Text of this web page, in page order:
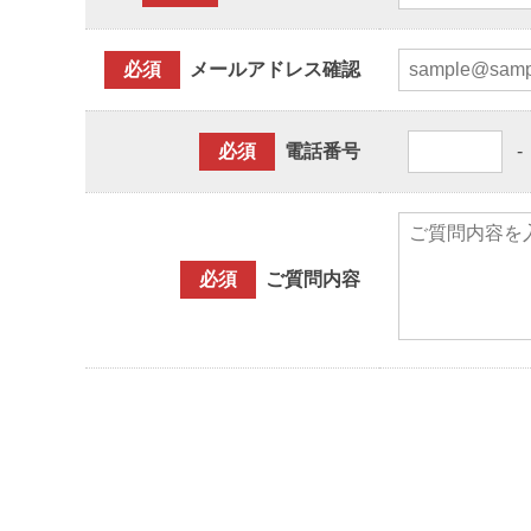
必須 メールアドレス確認
必須 電話番号 -
必須 ご質問内容